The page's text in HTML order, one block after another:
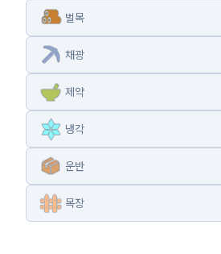
벌목
채광
제약
냉각
운반
목장